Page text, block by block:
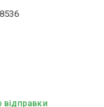
відправки